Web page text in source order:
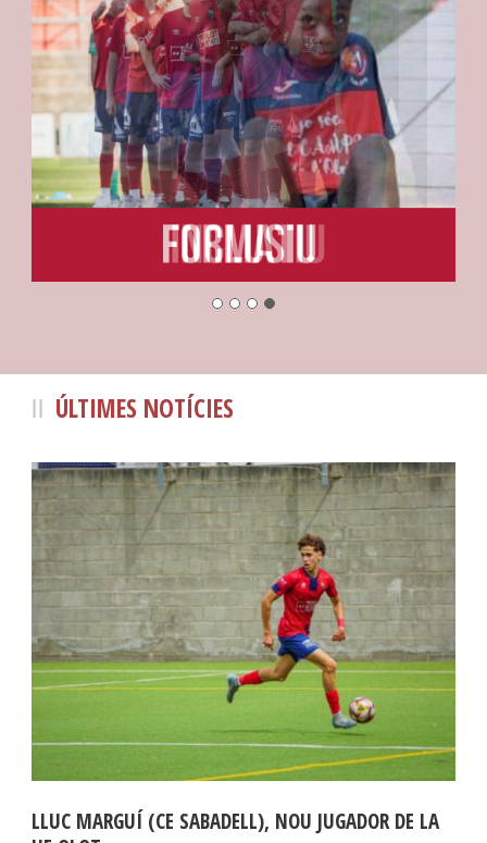
ÚLTIMES NOTÍCIES
LLUC MARGUÍ (CE SABADELL), NOU JUGADOR DE LA